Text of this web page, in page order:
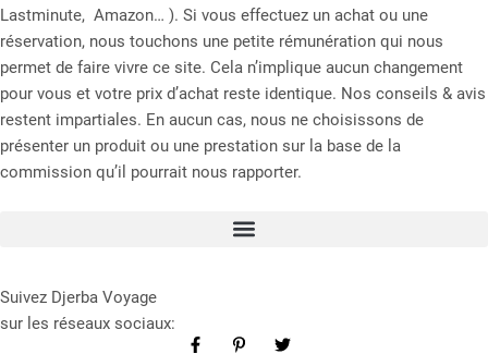
Lastminute, Amazon… ). Si vous effectuez un achat ou une
réservation, nous touchons une petite rémunération qui nous
permet de faire vivre ce site. Cela n’implique aucun changement
pour vous et votre prix d’achat reste identique. Nos conseils & avis
restent impartiales. En aucun cas, nous ne choisissons de
présenter un produit ou une prestation sur la base de la
commission qu’il pourrait nous rapporter.
Suivez Djerba Voyage
sur les réseaux sociaux: